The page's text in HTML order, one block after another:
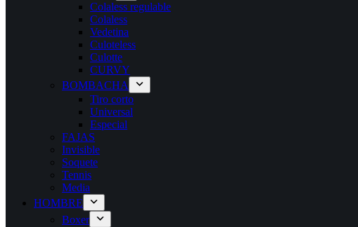
Colaless regulable
Colaless
Vedetina
Culoteless
Culotte
CURVY
BOMBACHA
Tiro corto
Universal
Especial
FAJAS
Invisible
Soquete
Tennis
Media
HOMBRE
Boxer